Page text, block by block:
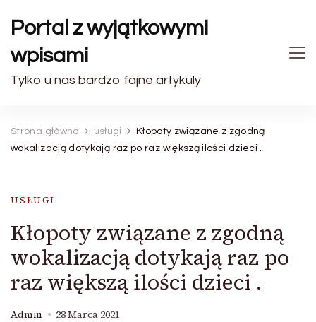
Portal z wyjątkowymi
wpisami
Tylko u nas bardzo fajne artykuly
Strona główna usługi
Kłopoty związane z zgodną
wokalizacją dotykają raz po raz większą ilości dzieci .
USŁUGI
Kłopoty związane z zgodną
wokalizacją dotykają raz po
raz większą ilości dzieci .
Admin 28 Marca 2021